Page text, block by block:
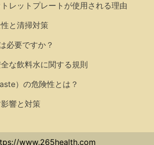
レットプレートが使用される理由
と清掃対策
必要ですか？
な飲料水に関する規則
）の危険性とは？
響と対策
www.265health.com